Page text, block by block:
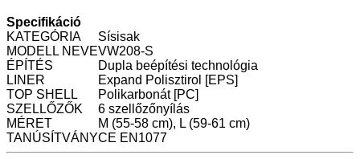
Specifikáció
KATEGÓRIA
Sísisak
MODELL NEVEVW208-S
ÉPÍTÉS
Dupla beépítési technológia
LINER
Expand Polisztirol [EPS]
TOP SHELL
Polikarbonát [PC]
SZELLŐZŐK
6 szellőzőnyílás
MÉRET
M (55-58 cm), L (59-61 cm)
TANÚSÍTVÁNYCE EN1077